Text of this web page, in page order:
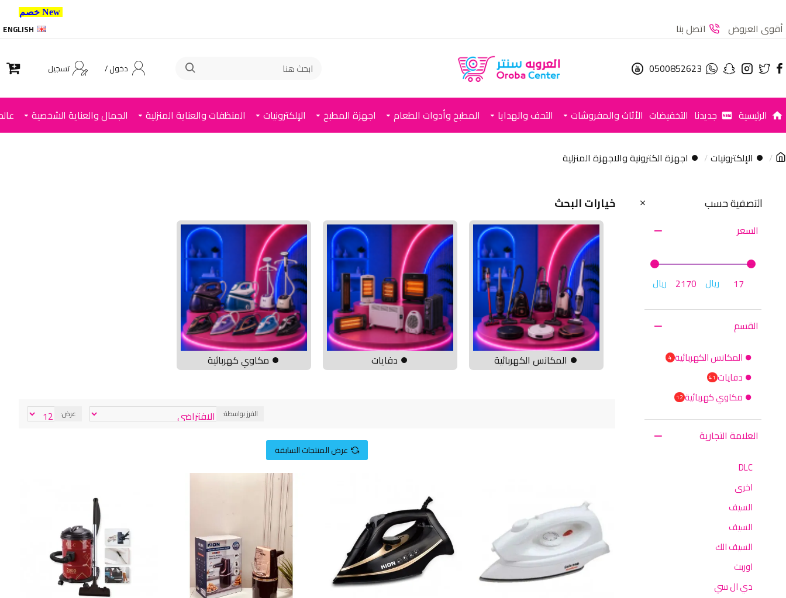
أقوى العروض اتصل بنا ENGLISH
0500852623 دخول / تسجيل
الرئيسية جديدنا التخفيضات الأثاث والمفروشات التحف والهدايا المطبخ وأدوات الطعام اجهزة المطبخ الإلكترونيات المنظفات والعناية المنزلية الجمال والعناية الشخصية
⏺ الإلكترونيات ⏺ اجهزة الكترونية والاجهزة المنزلية
التصفية حسب
السعر
ريال ريال
القسم
⏺ المكانس الكهربائية 4
⏺ دفايات41
⏺ مكاوي كهربائية12
العلامة التجارية
DLC
اخرى
السيف
السيف
السيف الك
اوربت
دي ال سي
خيارات البحث
⏺ المكانس الكهربائية ⏺ دفايات ⏺ مكاوي كهربائية
الفرز بواسطة: عرض:
عرض المنتجات السابقة